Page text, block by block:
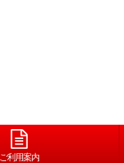
ご利用案内